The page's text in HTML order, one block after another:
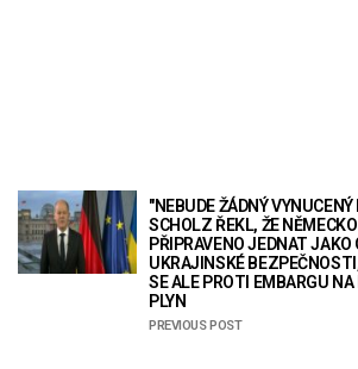
"NEBUDE ŽÁDNÝ VYNUCENÝ
SCHOLZ ŘEKL, ŽE
PŘIPRAVENO JEDNAT JAKO
UKRAJINSKÉ
SE ALE PROTI EMBARGU NA
PLYN
PREVIOUS POST